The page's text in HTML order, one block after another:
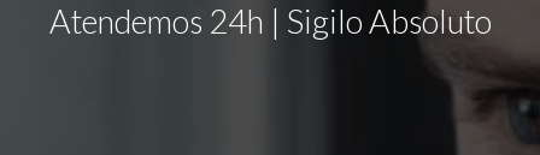
Atendemos 24h | Sigilo Absoluto